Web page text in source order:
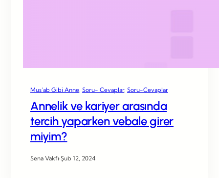
Mus’ab Gibi Anne Soru- Cevaplar, Soru-Cevaplar
Annelik ve kariyer arasında
tercih yaparken vebale girer
miyim?
Sena Vakfı·Şub 12, 2024